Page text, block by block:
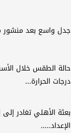
جدل واسع بعد منشور
حالة الطقس خلال
درجات الحرارة...
بعثة الأهلي تغادر
الإعداد.....